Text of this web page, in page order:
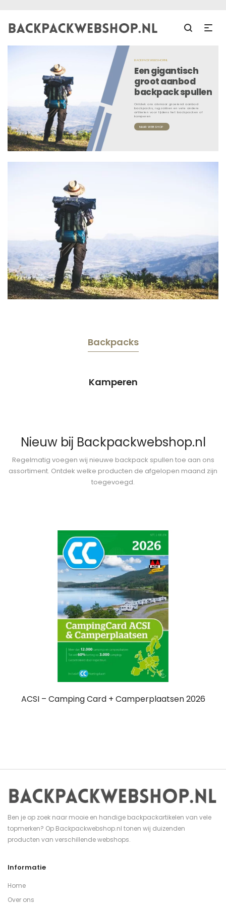
BACKPACKWEBSHOP.NL
Een gigantisch
groot aanbod
backpack spullen
Ontdek ons alsmaar groeiend aanbod
backpacks, rugzakken en vele andere
artikelen voor tijdens het backpacken of
kamperen
NAAR WEBSHOP
Backpacks
Kamperen
Nieuw bij Backpackwebshop.nl
Regelmatig voegen wij nieuwe backpack spullen toe aan ons
assortiment. Ontdek welke producten de afgelopen maand zijn
toegevoegd.
ACSI – Camping Card + Camperplaatsen 2026
Ben je op zoek naar mooie en handige backpackartikelen van vele
topmerken? Op Backpackwebshop.nl tonen wij duizenden
producten van verschillende webshops.
Informatie
Home
Over ons